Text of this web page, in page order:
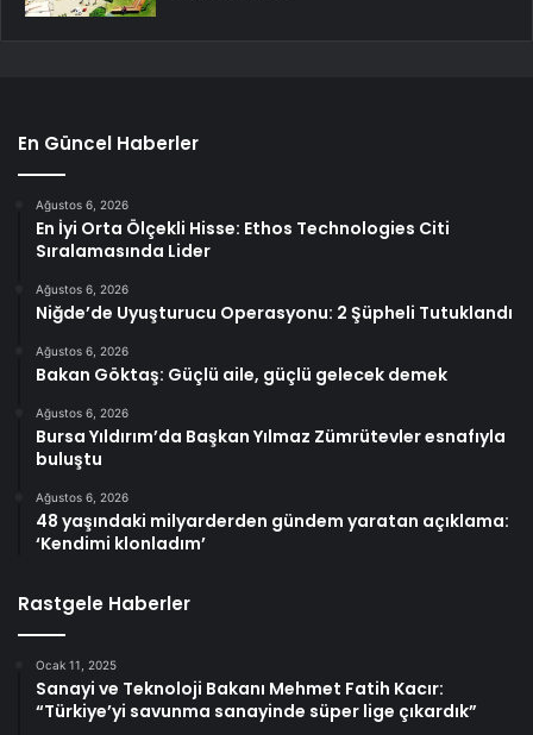
En Güncel Haberler
Ağustos 6, 2026
En İyi Orta Ölçekli Hisse: Ethos Technologies Citi
Sıralamasında Lider
Ağustos 6, 2026
Niğde’de Uyuşturucu Operasyonu: 2 Şüpheli Tutuklandı
Ağustos 6, 2026
Bakan Göktaş: Güçlü aile, güçlü gelecek demek
Ağustos 6, 2026
Bursa Yıldırım’da Başkan Yılmaz Zümrütevler esnafıyla
buluştu
Ağustos 6, 2026
48 yaşındaki milyarderden gündem yaratan açıklama:
‘Kendimi klonladım’
Rastgele Haberler
Ocak 11, 2025
Sanayi ve Teknoloji Bakanı Mehmet Fatih Kacır:
“Türkiye’yi savunma sanayinde süper lige çıkardık”